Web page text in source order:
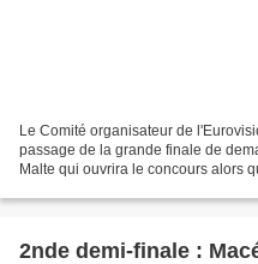
Le Comité organisateur de
passage de la grande finale de
Malte qui ouvrira le concours alors
2nde demi-finale :